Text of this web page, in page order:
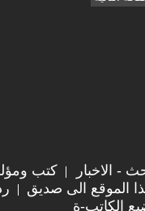
- الاخبار كتب
الموقع الى صديق
الكاتب-ة